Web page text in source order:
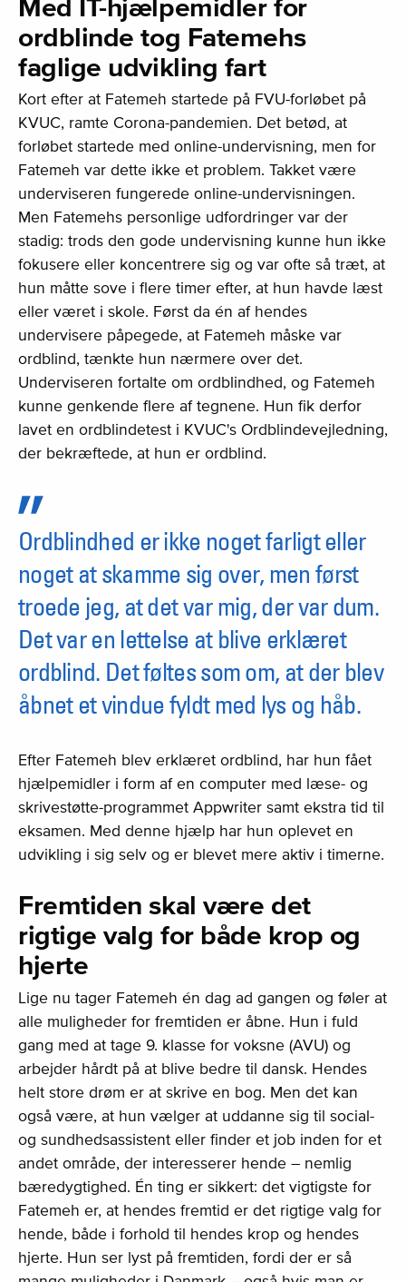
Med IT-hjælpemidler for
ordblinde tog Fatemehs
faglige udvikling fart
Kort efter at Fatemeh startede på FVU-forløbet på
KVUC, ramte Corona-pandemien. Det betød, at
forløbet startede med online-undervisning, men for
Fatemeh var dette ikke et problem. Takket være
underviseren fungerede online-undervisningen.
Men Fatemehs personlige udfordringer var der
stadig: trods den gode undervisning kunne hun ikke
fokusere eller koncentrere sig og var ofte så træt, at
hun måtte sove i flere timer efter, at hun havde læst
eller været i skole. Først da én af hendes
undervisere påpegede, at Fatemeh måske var
ordblind, tænkte hun nærmere over det.
Underviseren fortalte om ordblindhed, og Fatemeh
kunne genkende flere af tegnene. Hun fik derfor
lavet en ordblindetest i KVUC's Ordblindevejledning,
der bekræftede, at hun er ordblind.
Ordblindhed er ikke noget farligt eller
noget at skamme sig over, men først
troede jeg, at det var mig, der var dum.
Det var en lettelse at blive erklæret
ordblind. Det føltes som om, at der blev
åbnet et vindue fyldt med lys og håb.
Efter Fatemeh blev erklæret ordblind, har hun fået
hjælpemidler i form af en computer med læse- og
skrivestøtte-programmet Appwriter samt ekstra tid til
eksamen. Med denne hjælp har hun oplevet en
udvikling i sig selv og er blevet mere aktiv i timerne.
Fremtiden skal være det
rigtige valg for både krop og
hjerte
Lige nu tager Fatemeh én dag ad gangen og føler at
alle muligheder for fremtiden er åbne. Hun i fuld
gang med at tage 9. klasse for voksne (AVU) og
arbejder hårdt på at blive bedre til dansk. Hendes
helt store drøm er at skrive en bog. Men det kan
også være, at hun vælger at uddanne sig til social-
og sundhedsassistent eller finder et job inden for et
andet område, der interesserer hende – nemlig
bæredygtighed. Én ting er sikkert: det vigtigste for
Fatemeh er, at hendes fremtid er det rigtige valg for
hende, både i forhold til hendes krop og hendes
hjerte. Hun ser lyst på fremtiden, fordi der er så